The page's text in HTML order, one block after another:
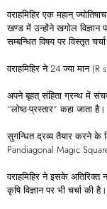
वराहमिहिर एक महान्
खण्ड में उन्होंने खगोल विज्ञान
सम्बन्धित विषय पर विस्तृत
वराहमिहिर ने 24 ज्या मान
अपने बृहत् संहिता ग्रन्थ में
“लोष्ठ-प्रस्तार” कहा जाता
सुगन्धित द्रव्य तैयार करने के
Pandiagonal Magic
वराहमिहिर ने इसके अतिरिक्त
कृषि विज्ञान पर भी चर्चा की है।